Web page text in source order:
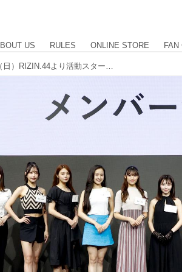
US RULES ONLINE STORE FAN